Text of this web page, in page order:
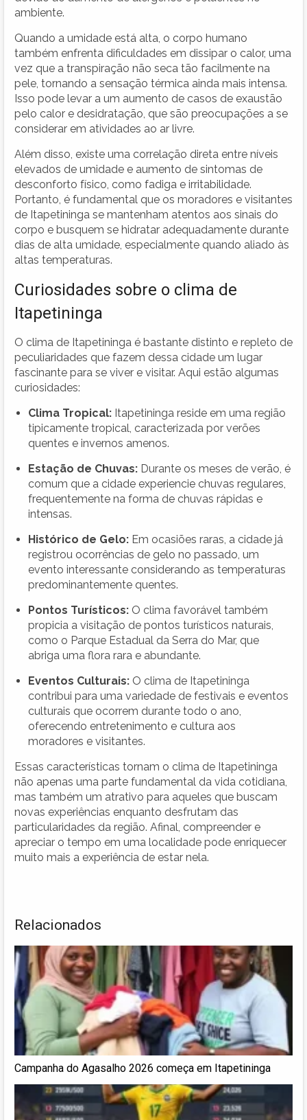
ambiente.
Quando a umidade está alta, o corpo humano
também enfrenta dificuldades em dissipar o calor, uma
vez que a transpiração não seca tão facilmente na
pele, tornando a sensação térmica ainda mais intensa.
Isso pode levar a um aumento de casos de exaustão
pelo calor e desidratação, que são preocupações a se
considerar em atividades ao ar livre.
Além disso, existe uma correlação direta entre níveis
elevados de umidade e aumento de sintomas de
desconforto físico, como fadiga e irritabilidade.
Portanto, é fundamental que os moradores e visitantes
de Itapetininga se mantenham atentos aos sinais do
corpo e busquem se hidratar adequadamente durante
dias de alta umidade, especialmente quando aliado às
altas temperaturas.
Curiosidades sobre o clima de
Itapetininga
O clima de Itapetininga é bastante distinto e repleto de
peculiaridades que fazem dessa cidade um lugar
fascinante para se viver e visitar. Aqui estão algumas
curiosidades:
Clima Tropical: Itapetininga reside em uma região
tipicamente tropical, caracterizada por verões
quentes e invernos amenos.
Estação de Chuvas: Durante os meses de verão, é
comum que a cidade experiencie chuvas regulares,
frequentemente na forma de chuvas rápidas e
intensas.
Histórico de Gelo: Em ocasiões raras, a cidade já
registrou ocorrências de gelo no passado, um
evento interessante considerando as temperaturas
predominantemente quentes.
Pontos Turísticos: O clima favorável também
propicia a visitação de pontos turísticos naturais,
como o Parque Estadual da Serra do Mar, que
abriga uma flora rara e abundante.
Eventos Culturais: O clima de Itapetininga
contribui para uma variedade de festivais e eventos
culturais que ocorrem durante todo o ano,
oferecendo entretenimento e cultura aos
moradores e visitantes.
Essas características tornam o clima de Itapetininga
não apenas uma parte fundamental da vida cotidiana,
mas também um atrativo para aqueles que buscam
novas experiências enquanto desfrutam das
particularidades da região. Afinal, compreender e
apreciar o tempo em uma localidade pode enriquecer
muito mais a experiência de estar nela.
Relacionados
Campanha do Agasalho 2026 começa em Itapetininga